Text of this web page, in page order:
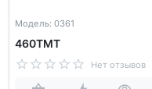
Модель: 0361
460ТМТ
Нет отзывов